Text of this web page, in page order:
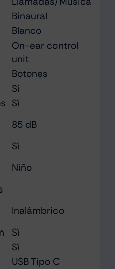
Binaural
Blanco
On-ear control
unit
Botones
Sí
Sí
85 dB
Sí
Niño
Inalámbrico
Sí
Sí
USB Tipo C